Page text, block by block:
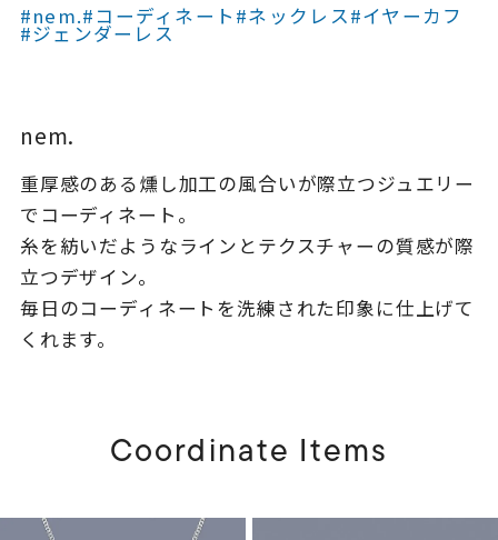
着用シーン
レディース
リングサイズ
～
#nem.#コーディネート #ネックレス#イヤーカフ
#ジェンダーレス
nem.
重厚感のある燻し加工の風合いが際立つジュエリー
でコーディネート。
糸を紡いだようなラインとテクスチャーの質感が際
立つデザイン。
毎日のコーディネートを洗練された印象に仕上げて
くれます。
Coordinate Items